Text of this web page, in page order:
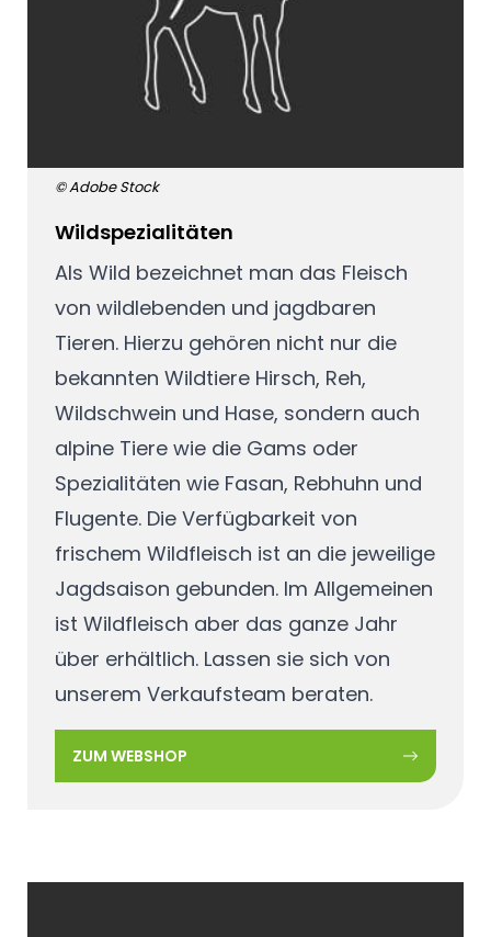
Wildspezialitäten
Als Wild bezeichnet man das Fleisch
von wildlebenden und jagdbaren
Tieren. Hierzu gehören nicht nur die
bekannten Wildtiere Hirsch, Reh,
Wildschwein und Hase, sondern auch
alpine Tiere wie die Gams oder
Spezialitäten wie Fasan, Rebhuhn und
Flugente. Die Verfügbarkeit von
frischem Wildfleisch ist an die jeweilige
Jagdsaison gebunden. Im Allgemeinen
ist Wildfleisch aber das ganze Jahr
über erhältlich. Lassen sie sich von
unserem Verkaufsteam beraten.
ZUM WEBSHOP
© Adobe Stock